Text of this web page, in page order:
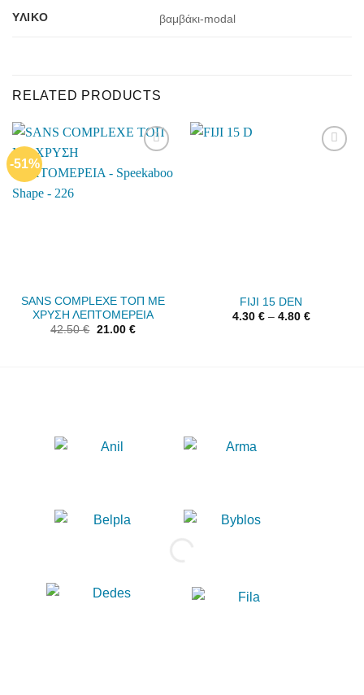
ΥΛΙΚΌ βαμβάκι-modal
RELATED PRODUCTS
-51%
wishlist
SANS COMPLEXE ΤΟΠ ΜΕ
ΧΡΥΣΗ ΛΕΠΤΟΜΕΡΕΙΑ
42.50€ 21.00 €
FIJI 15 DEN
4.30 €– 4.80 €